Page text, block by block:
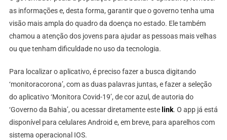
as informações e, desta forma, garantir que o governo tenha uma
visão mais ampla do quadro da doença no estado. Ele também
chamou a atenção dos jovens para ajudar as pessoas mais velhas
ou que tenham dificuldade no uso da tecnologia.
Para localizar o aplicativo, é preciso fazer a busca digitando
‘monitoracorona’, com as duas palavras juntas, e fazer a seleção
do aplicativo ‘Monitora Covid-19’, de cor azul, de autoria do
‘Governo da Bahia’, ou acessar diretamente este link. O app já está
disponível para celulares Android e, em breve, para aparelhos com
sistema operacional IOS.